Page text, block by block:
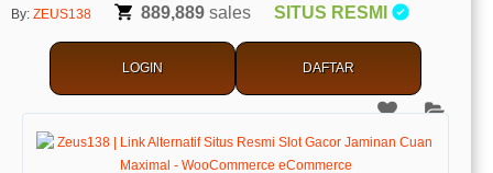
By: ZEUS138 889,889 sales SITUS RESMI
LOGIN DAFTAR